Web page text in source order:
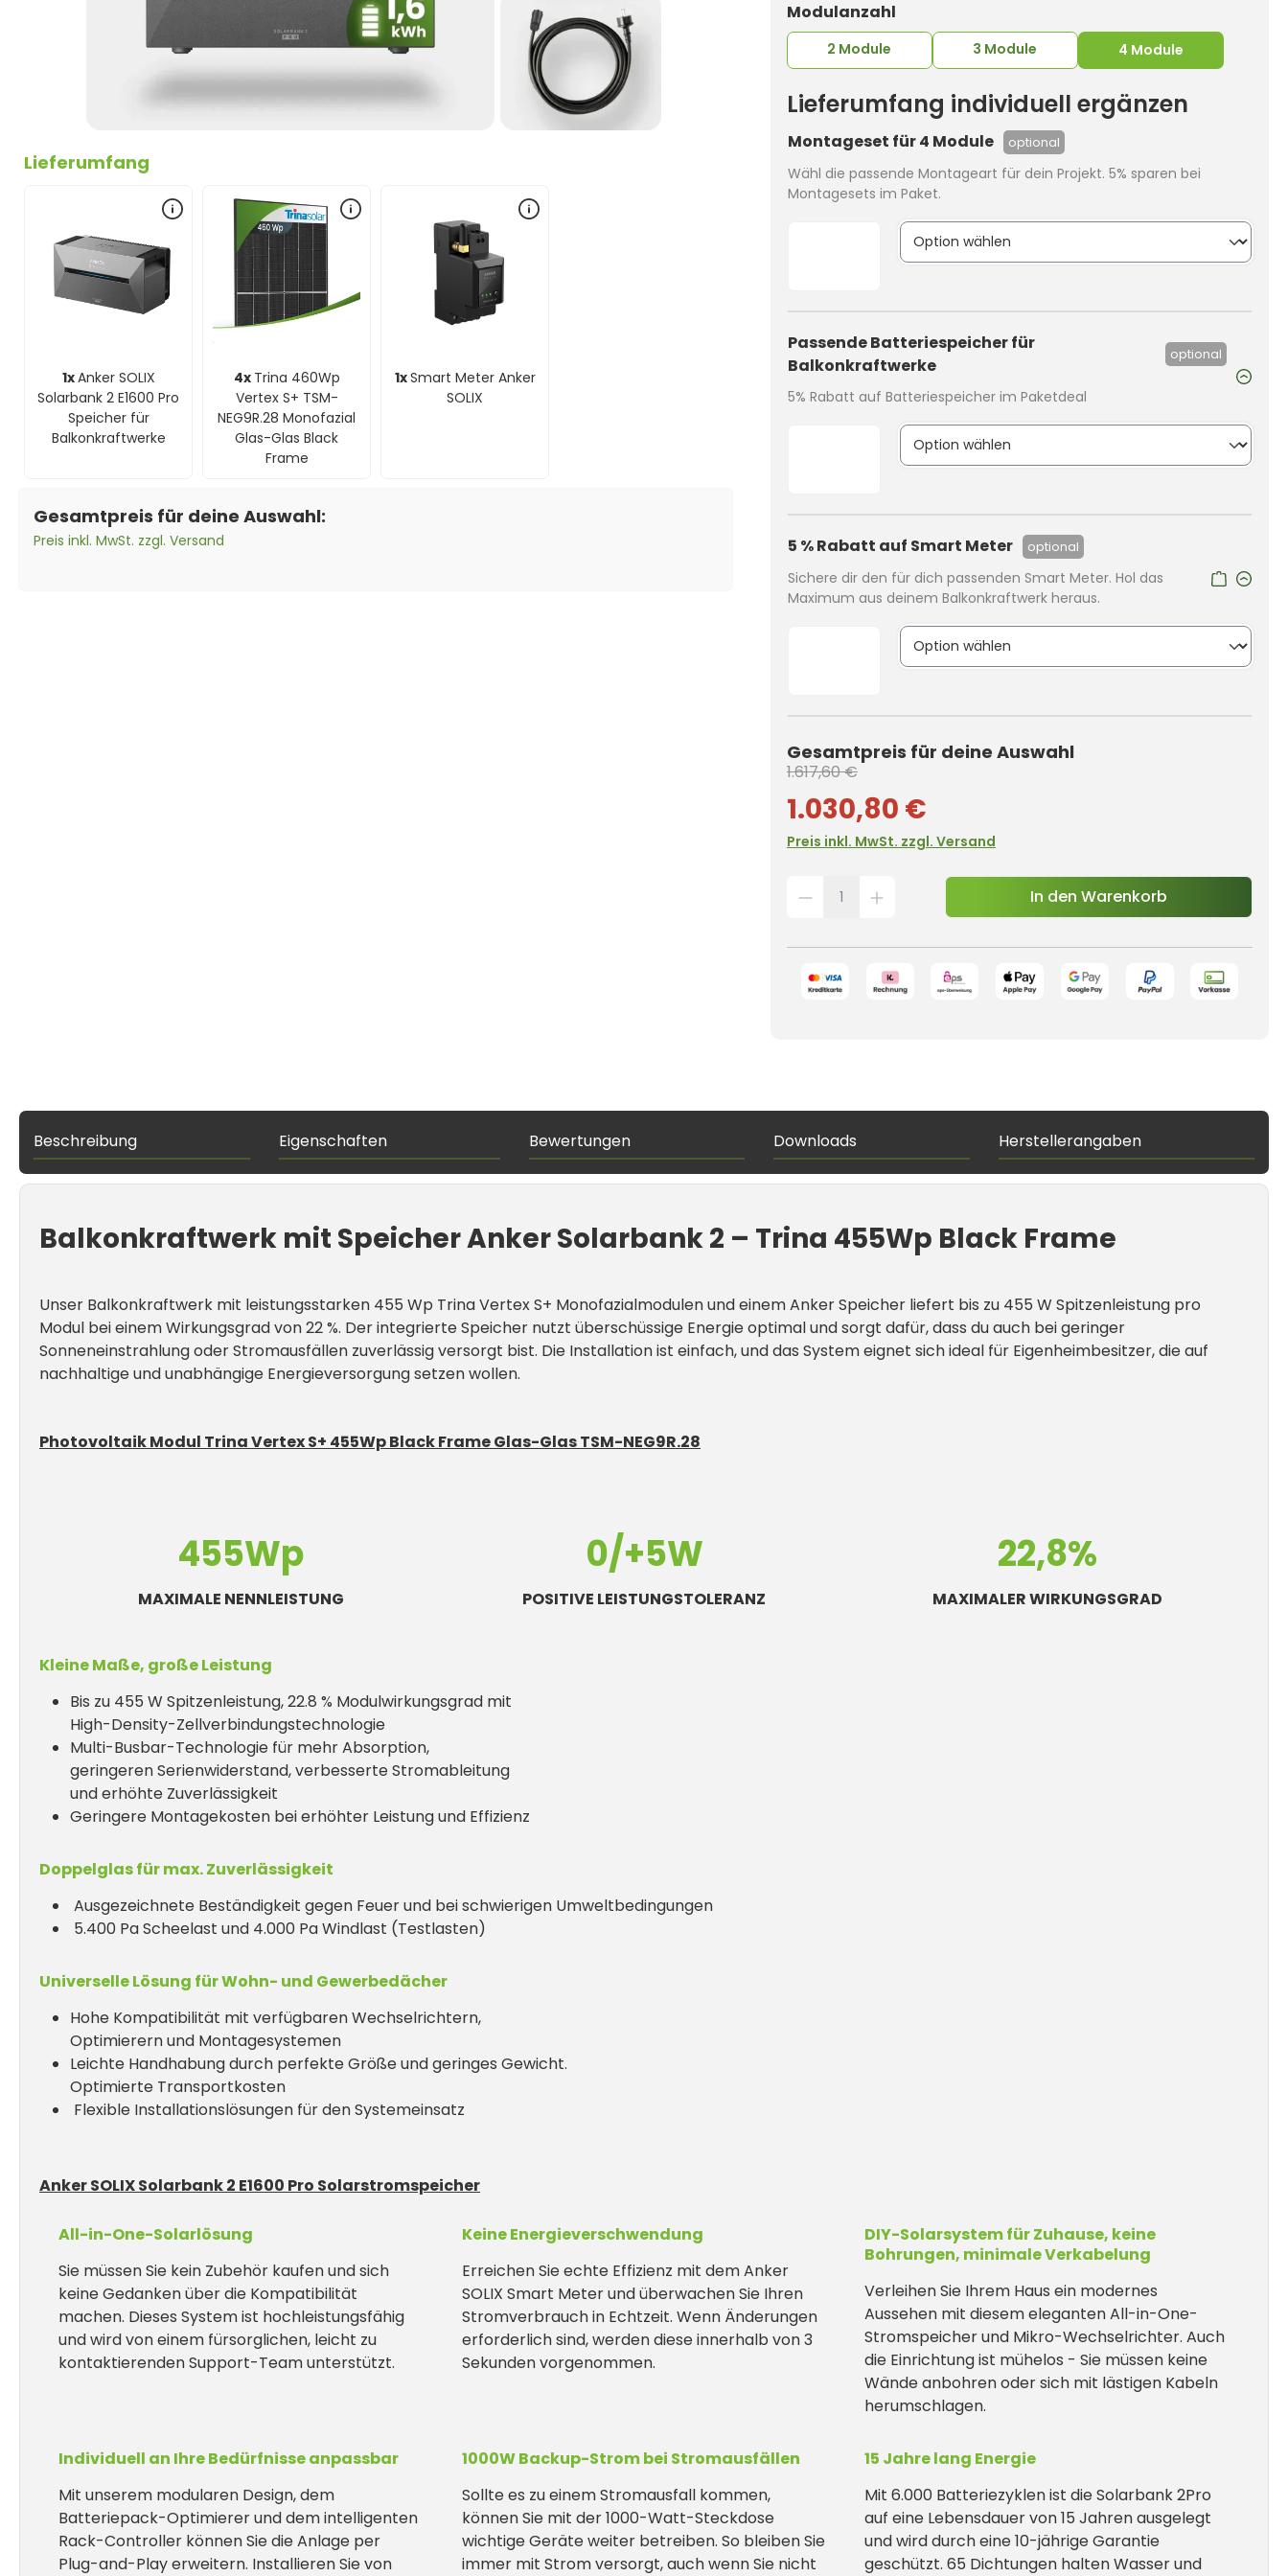
Lieferumfang
1xAnker SOLIX
Solarbank 2 E1600 Pro
Speicher für
Balkonkraftwerke
4x Trina 460Wp
Vertex S+ TSM-
NEG9R.28 Monofazial
Glas-Glas Black
Frame
1xSmart Meter Anker
SOLIX
Gesamtpreis für deine Auswahl:
Preis inkl. MwSt. zzgl. Versand
Modulanzahl
2 Module 3 Module 4 Module
Lieferumfang individuell ergänzen
Montageset für 4 Module optional
Wähl die passende Montageart für dein Projekt. 5% sparen bei
Montagesets im Paket.
Passende Batteriespeicher für
Balkonkraftwerke
optional
5% Rabatt auf Batteriespeicher im Paketdeal
5 % Rabatt auf Smart Meter optional
Sichere dir den für dich passenden Smart Meter. Hol das
Maximum aus deinem Balkonkraftwerk heraus.
Gesamtpreis für deine Auswahl
1.617,60 €
1.030,80 €
Preis inkl. MwSt. zzgl. Versand
In den Warenkorb
Beschreibung Eigenschaften Bewertungen Downloads Herstellerangaben
Balkonkraftwerk mit Speicher Anker Solarbank 2 – Trina 455Wp Black Frame
Unser Balkonkraftwerk mit leistungsstarken 455 Wp Trina Vertex S+ Monofazialmodulen und einem Anker Speicher liefert bis zu 455 W Spitzenleistung pro
Modul bei einem Wirkungsgrad von 22 %. Der integrierte Speicher nutzt überschüssige Energie optimal und sorgt dafür, dass du auch bei geringer
Sonneneinstrahlung oder Stromausfällen zuverlässig versorgt bist. Die Installation ist einfach, und das System eignet sich ideal für Eigenheimbesitzer, die auf
nachhaltige und unabhängige Energieversorgung setzen wollen.
Photovoltaik Modul Trina Vertex S+ 455Wp Black Frame Glas-Glas TSM-NEG9R.28
455Wp
MAXIMALE NENNLEISTUNG
0/+5W
POSITIVE LEISTUNGSTOLERANZ
22,8%
MAXIMALER WIRKUNGSGRAD
Kleine Maße, große Leistung
Bis zu 455 W Spitzenleistung, 22.8 % Modulwirkungsgrad mit
High-Density-Zellverbindungstechnologie
Multi-Busbar-Technologie für mehr Absorption,
geringeren Serienwiderstand, verbesserte Stromableitung
und erhöhte Zuverlässigkeit
Geringere Montagekosten bei erhöhter Leistung und Effizienz
Doppelglas für max. Zuverlässigkeit
Ausgezeichnete Beständigkeit gegen Feuer und bei schwierigen Umweltbedingungen
5.400 Pa Scheelast und 4.000 Pa Windlast (Testlasten)
Universelle Lösung für Wohn- und Gewerbedächer
Hohe Kompatibilität mit verfügbaren Wechselrichtern,
Optimierern und Montagesystemen
Leichte Handhabung durch perfekte Größe und geringes Gewicht.
Optimierte Transportkosten
Flexible Installationslösungen für den Systemeinsatz
Anker SOLIX Solarbank 2 E1600 Pro Solarstromspeicher
All-in-One-Solarlösung
Sie müssen Sie kein Zubehör kaufen und sich
keine Gedanken über die Kompatibilität
machen. Dieses System ist hochleistungsfähig
und wird von einem fürsorglichen, leicht zu
kontaktierenden Support-Team unterstützt.
Keine Energieverschwendung
Erreichen Sie echte Effizienz mit dem Anker
SOLIX Smart Meter und überwachen Sie Ihren
Stromverbrauch in Echtzeit. Wenn Änderungen
erforderlich sind, werden diese innerhalb von 3
Sekunden vorgenommen.
DIY-Solarsystem für Zuhause, keine
Bohrungen, minimale Verkabelung
Verleihen Sie Ihrem Haus ein modernes
Aussehen mit diesem eleganten All-in-One-
Stromspeicher und Mikro-Wechselrichter. Auch
die Einrichtung ist mühelos - Sie müssen keine
Wände anbohren oder sich mit lästigen Kabeln
herumschlagen.
Individuell an Ihre Bedürfnisse anpassbar
Mit unserem modularen Design, dem
Batteriepack-Optimierer und dem intelligenten
Rack-Controller können Sie die Anlage per
Plug-and-Play erweitern. Installieren Sie von
1000W Backup-Strom bei Stromausfällen
Sollte es zu einem Stromausfall kommen,
können Sie mit der 1000-Watt-Steckdose
wichtige Geräte weiter betreiben. So bleiben Sie
immer mit Strom versorgt, auch wenn Sie nicht
15 Jahre lang Energie
Mit 6.000 Batteriezyklen ist die Solarbank 2Pro
auf eine Lebensdauer von 15 Jahren ausgelegt
und wird durch eine 10-jährige Garantie
geschützt. 65 Dichtungen halten Wasser und